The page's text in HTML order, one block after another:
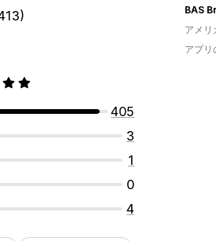
405
3
1
0
4
BAS
アメリ
アプリ